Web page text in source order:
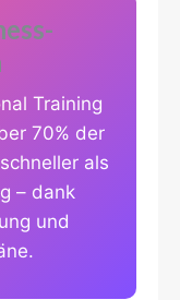
Training
70% der
als
– dank
und